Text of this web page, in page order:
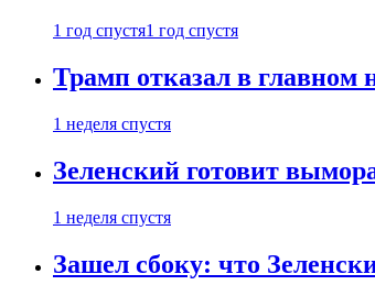
1 год спустя1 год спустя
Трамп отказал в главном
1 неделя спустя
Зеленский готовит
1 неделя спустя
Зашел сбоку: что